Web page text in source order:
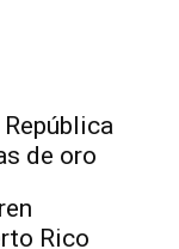
de oro
Rico